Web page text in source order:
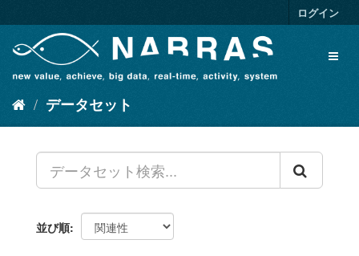
キ
ログイン
データセット
並び順